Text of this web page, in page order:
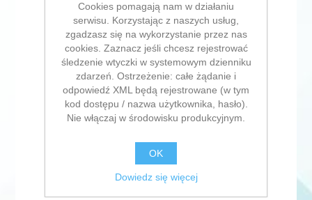
Cookies pomagają nam w działaniu
serwisu. Korzystając z naszych usług,
zgadzasz się na wykorzystanie przez nas
cookies. Zaznacz jeśli chcesz rejestrować
śledzenie wtyczki w systemowym dzienniku
zdarzeń. Ostrzeżenie: całe żądanie i
odpowiedź XML będą rejestrowane (w tym
kod dostępu / nazwa użytkownika, hasło).
Nie włączaj w środowisku produkcyjnym.
OK
Dowiedz się więcej